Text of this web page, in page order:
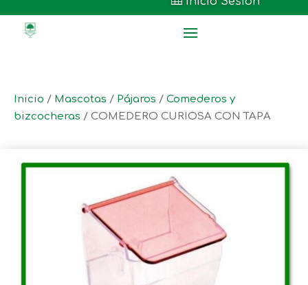
Inicio / Mascotas / Pájaros / Comederos y
bizcocheras / COMEDERO CURIOSA CON TAPA